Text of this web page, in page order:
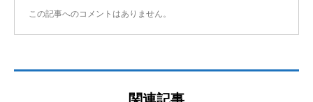
この記事へのコメントはありません。